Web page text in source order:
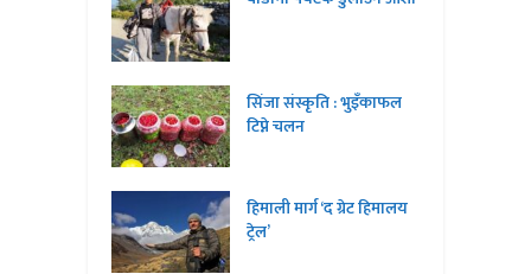
सिंजा संस्कृति : भुइँकाफल
टिप्ने चलन
हिमाली मार्ग ‘द ग्रेट हिमालय
ट्रेल’